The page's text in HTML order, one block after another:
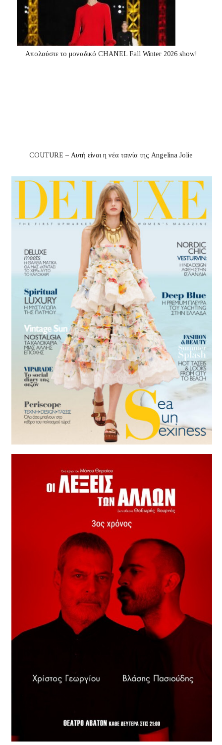
Απολαύστε το μοναδικό CHANEL Fall Winter 2026 show!
COUTURE – Αυτή είναι η νέα ταινία της Angelina Jolie